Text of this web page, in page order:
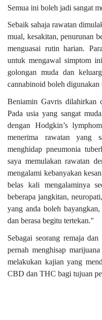
Semua ini boleh jadi sangat
Sebaik sahaja rawatan
mual, kesakitan, penurunan
menguasai rutin harian.
untuk mengawal simptom
golongan muda dan
cannabinoid boleh
Beniamin Gavris dilahirkan
Pada usia yang sangat
dengan Hodgkin’s
menerima rawatan yang
menghidap pneumonia
saya memulakan rawatan
mengalami kebanyakan
belas kali mengalaminya
beberapa jangkitan,
yang anda boleh
dan berasa begitu tertekan."
Sebagai seorang remaja
pernah menghisap
melakukan kajian yang
CBD dan THC bagi tujuan